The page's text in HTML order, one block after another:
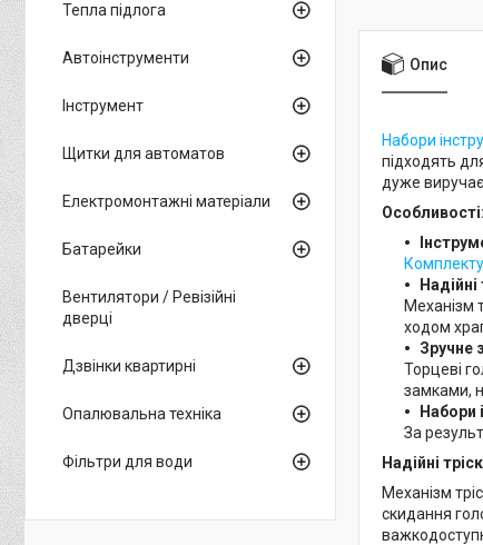
Опис
Набори
підходять
дуже виручає
Особливості:
Механізм
ходом
Зручне
Торцеві
замками,
Набори
За
Надійні
Механізм
скидання
Тепла підлога
Автоінструменти
Інструмент
Щитки для автоматов
Електромонтажні матеріали
Батарейки
Вентилятори / Ревізійні
дверці
Дзвінки квартирні
Опалювальна техніка
Фільтри для води